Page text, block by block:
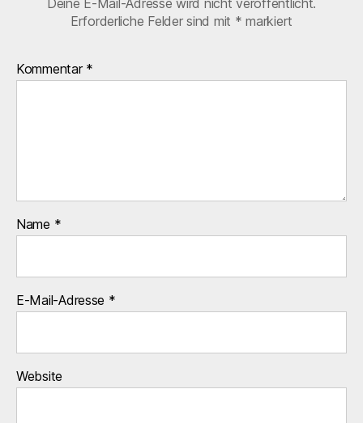
Erforderliche Felder sind mit * markiert
Kommentar *
Name *
E-Mail-Adresse *
Website